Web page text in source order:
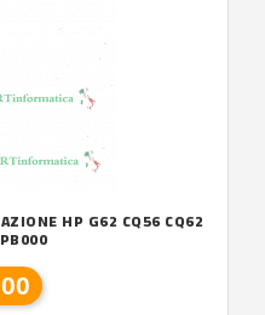
HP G62 CQ56 CQ62